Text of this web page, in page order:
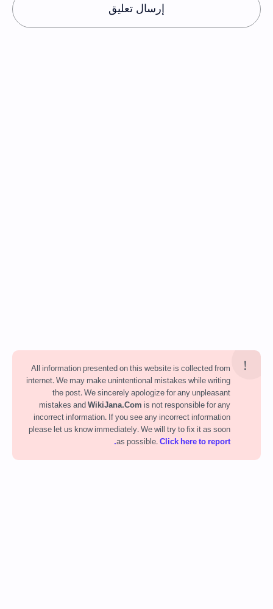
إرسال تعليق
All information presented on this website is collected from
internet. We may make unintentional mistakes while writing
the post. We sincerely apologize for any unpleasant
mistakes andWikiJana.Com is not responsible for any
incorrect information. If you see any incorrect information
please let us know immediately. We will try to fix it as soon
as possible.Click here to report.